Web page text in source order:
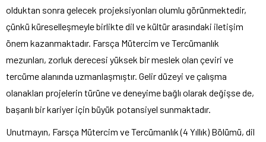
olduktan sonra gelecek projeksiyonları olumlu görünmektedir,
çünkü küreselleşmeyle birlikte dil ve kültür arasındaki iletişim
önem kazanmaktadır. Farsça Mütercim ve Tercümanlık
mezunları, zorluk derecesi yüksek bir meslek olan çeviri ve
tercüme alanında uzmanlaşmıştır. Gelir düzeyi ve çalışma
olanakları projelerin türüne ve deneyime bağlı olarak değişse de,
başarılı bir kariyer için büyük potansiyel sunmaktadır.
Unutmayın, Farsça Mütercim ve Tercümanlık (4 Yıllık) Bölümü, dil